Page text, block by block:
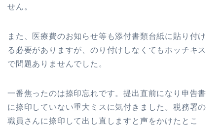
せん。
また、医療費のお知らせ等も添付書類台紙に貼り付け
る必要がありますが、のり付けしなくてもホッチキス
で問題ありませんでした。
一番焦ったのは捺印忘れです。提出直前になり申告書
に捺印していない重大ミスに気付きました。税務署の
職員さんに捺印して出し直しますと声をかけたとこ